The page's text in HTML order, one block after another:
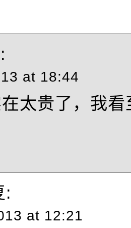
at 18:44
太贵了，我
:
at 12:21